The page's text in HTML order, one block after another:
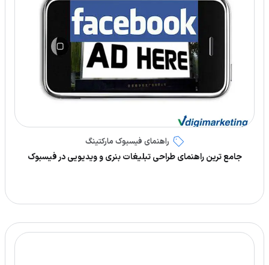
راهنمای فیسبوک مارکتینگ
جامع ترین راهنمای طراحی تبلیغات بنری و ویدیویی در فیسبوک